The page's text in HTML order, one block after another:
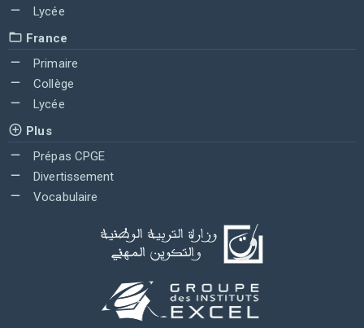
Lycée
France
Primaire
Collège
Lycée
Plus
Prépas CPGE
Divertissement
Vocabulaire